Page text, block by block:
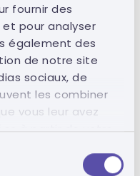
fournir des
pour analyser
également des
de notre site
sociaux, de
les combiner
vous leur avez
0,00 €